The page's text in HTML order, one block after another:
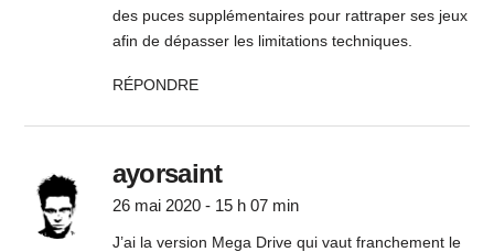
des puces supplémentaires pour rattraper ses jeux
afin de dépasser les limitations techniques.
RÉPONDRE
ayorsaint
26 mai 2020 - 15 h 07 min
J’ai la version Mega Drive qui vaut franchement le